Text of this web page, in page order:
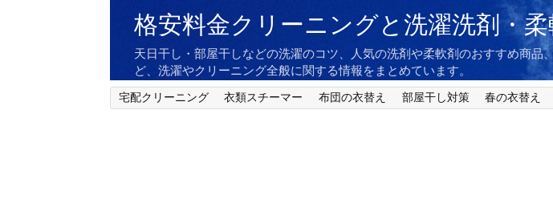
格安料金クリーニングと洗濯洗剤・
天日干し・部屋干しなどの洗濯のコツ、人気の洗剤や柔軟剤のおすすめ商
ど、洗濯やクリーニング全般に関する情報をまとめています。
宅配クリーニング 衣類スチーマー 布団の衣替え 部屋干し対策 春の衣替え